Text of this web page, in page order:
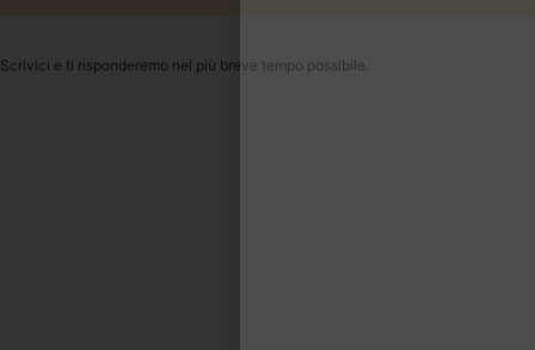
Scrivici e ti risponderemo nel più breve tempo possibile.